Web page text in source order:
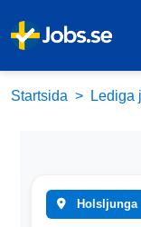
Startsida Lediga
Holsljunga